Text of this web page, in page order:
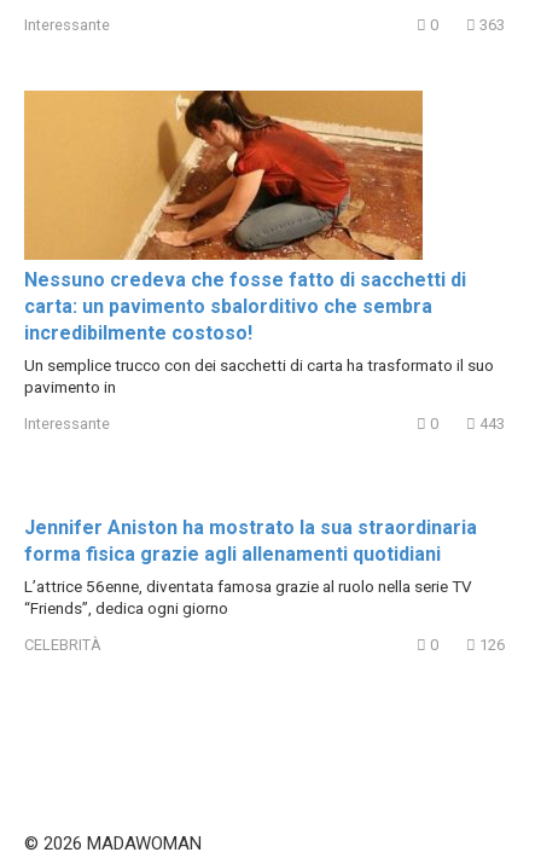
Interessante 0 363
Nessuno credeva che fosse fatto di sacchetti di
carta: un pavimento sbalorditivo che sembra
incredibilmente costoso!
Un semplice trucco con dei sacchetti di carta ha trasformato il suo
pavimento in
Interessante 0 443
Jennifer Aniston ha mostrato la sua straordinaria
forma fisica grazie agli allenamenti quotidiani
L’attrice 56enne, diventata famosa grazie al ruolo nella serie TV
“Friends”, dedica ogni giorno
CELEBRITÀ 0 126
© 2026 MADAWOMAN